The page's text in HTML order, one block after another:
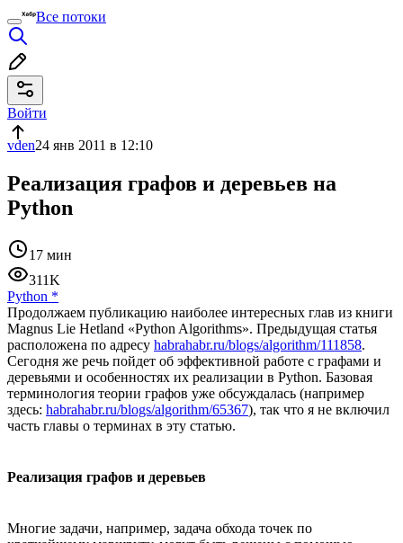
Все потоки
Войти
vden24 янв 2011 в 12:10
Реализация графов и деревьев на
Python
17 мин
311K
Python *
Продолжаем публикацию наиболее интересных глав из книги
Magnus Lie Hetland «Python Algorithms». Предыдущая статья
расположена по адресу habrahabr.ru/blogs/algorithm/111858.
Сегодня же речь пойдет об эффективной работе с графами и
деревьями и особенностях их реализации в Python. Базовая
терминология теории графов уже обсуждалась (например
здесь: habrahabr.ru/blogs/algorithm/65367), так что я не включил
часть главы о терминах в эту статью.
Реализация графов и деревьев
Многие задачи, например, задача обхода точек по